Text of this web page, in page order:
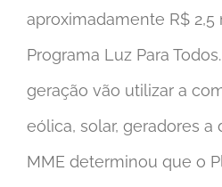
aproximadamente R$ 2,5
Programa Luz Para
geração vão utilizar a
eólica, solar, geradores a
MME determinou que o